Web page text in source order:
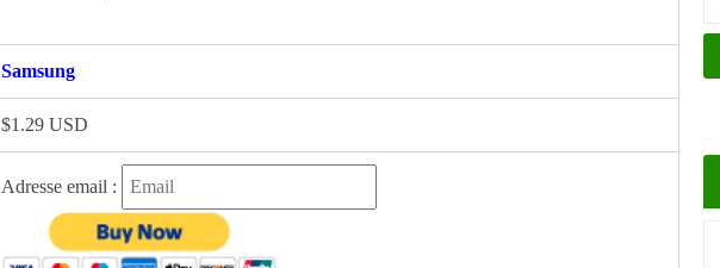
Samsung
$1.29 USD
Adresse email :